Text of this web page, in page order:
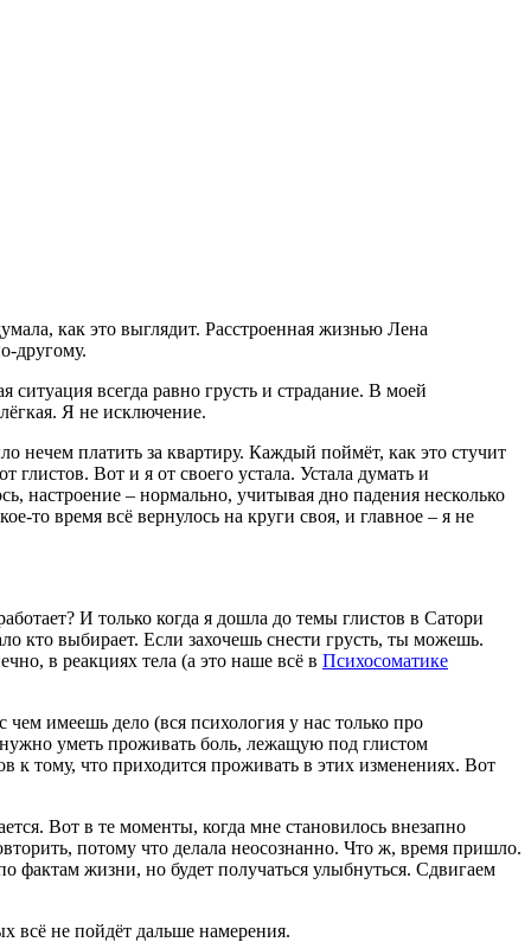
как это выглядит. Расстроенная жизнью Лена
другому.
всегда равно грусть и страдание. В моей
Я не исключение.
нечем платить за квартиру. Каждый поймёт, как это стучит
Вот и я от своего устала. Устала думать и
настроение – нормально, учитывая дно падения несколько
то время всё вернулось на круги своя, и главное – я не
И только когда я дошла до темы глистов в Сатори
кто выбирает. Если захочешь снести грусть, ты можешь.
в реакциях тела (а это наше всё в Психосоматике
имеешь дело (вся психология у нас только про
уметь проживать боль, лежащую под глистом
к тому, что приходится проживать в этих изменениях. Вот
Вот в те моменты, когда мне становилось внезапно
потому что делала неосознанно. Что ж, время пришло.
фактам жизни, но будет получаться улыбнуться. Сдвигаем
всё не пойдёт дальше намерения.